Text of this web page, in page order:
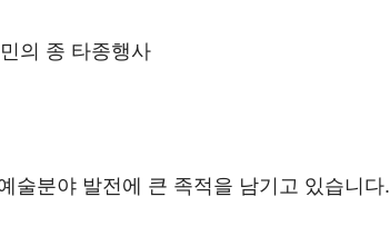
의 종 타종행사
술분야 발전에 큰 족적을 남기고 있습니다.